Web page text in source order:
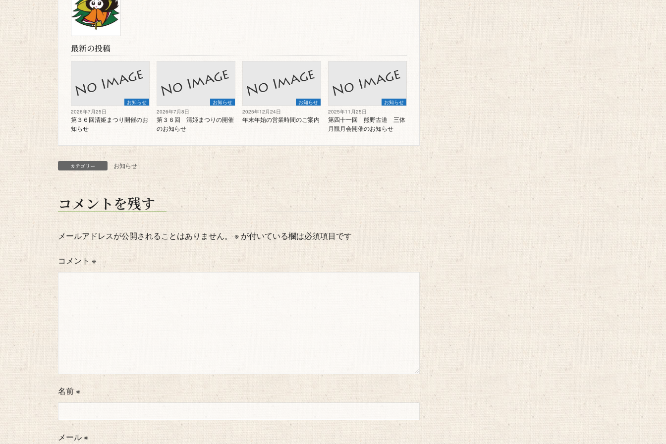
最新の投稿
お知らせ
2026年7月25日
第３６回清姫まつり開催のお
知らせ
お知らせ
2026年7月8日
第３６回 清姫まつりの開催
のお知らせ
お知らせ
2025年12月24日
年末年始の営業時間のご案内
お知らせ
2025年11月25日
第四十一回 熊野古道 三体
月観月会開催のお知らせ
カテゴリー お知らせ
コメントを残す
メールアドレスが公開されることはありません。※が付いている欄は必須項目です
コメント ※
名前※
メール※